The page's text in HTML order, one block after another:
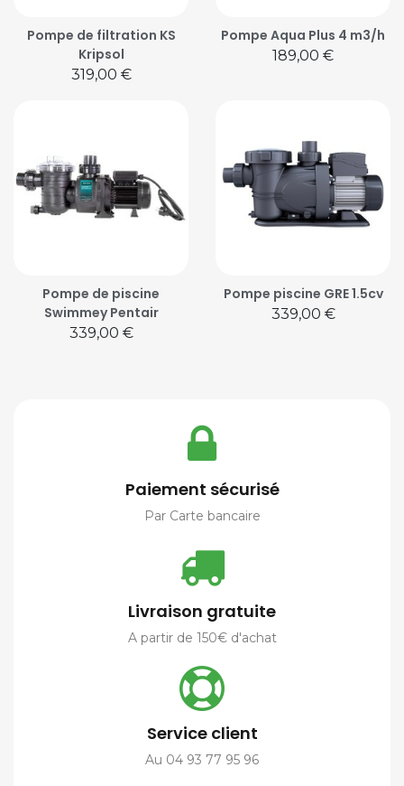
Pompe de filtration KS
Kripsol
Prix
319,00 €
Pompe Aqua Plus 4 m3/h
Prix
189,00 €
Pompe de piscine
Swimmey Pentair
Prix
339,00 €
Pompe piscine GRE 1.5cv
Prix
339,00 €
Paiement sécurisé
Par Carte bancaire
Livraison gratuite
A partir de 150€ d'achat
Service client
Au 04 93 77 95 96